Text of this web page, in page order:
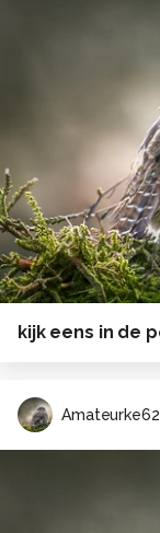
Amateurke62